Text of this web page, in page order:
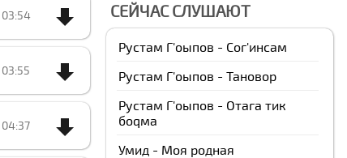
03:54
03:55
04:37
СЕЙЧАС СЛУШАЮТ
Рустам Г'оыпов - Сог'инсам
Рустам Г'оыпов - Тановор
Рустам Г'оыпов - Отага тик
боqма
Умид - Моя родная